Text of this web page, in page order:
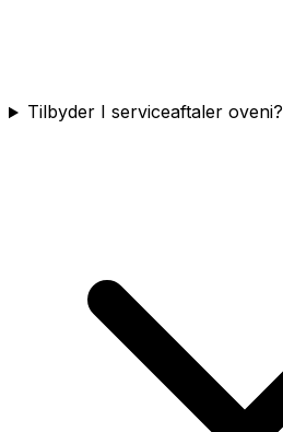
Tilbyder I serviceaftaler oveni?